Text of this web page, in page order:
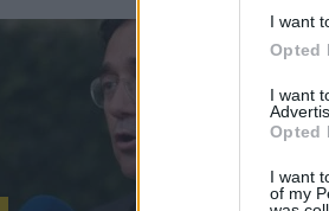
I want
Opted
I want
Opted
I want
of my